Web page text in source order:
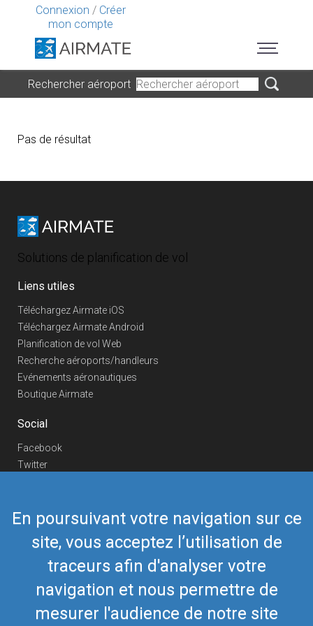
Connexion / Créer
mon compte
En poursuivant votre navigation sur ce
site, vous acceptez l’utilisation de
traceurs afin d'analyser votre
navigation et nous permettre de
mesurer l'audience de notre site
Rechercher aéroport
Pas de résultat
Solutions de planification de vol
Liens utiles
Téléchargez Airmate iOS
Téléchargez Airmate Android
Planification de vol Web
Recherche aéroports/handleurs
Evénements aéronautiques
Boutique Airmate
Social
Facebook
Twitter
Telegram
Nous contacter
Téléphone Europe +352 26441835
Téléphone US/Canada
418-592-8862
airmate@airmate.aero
(c) Myriel Aviation SA